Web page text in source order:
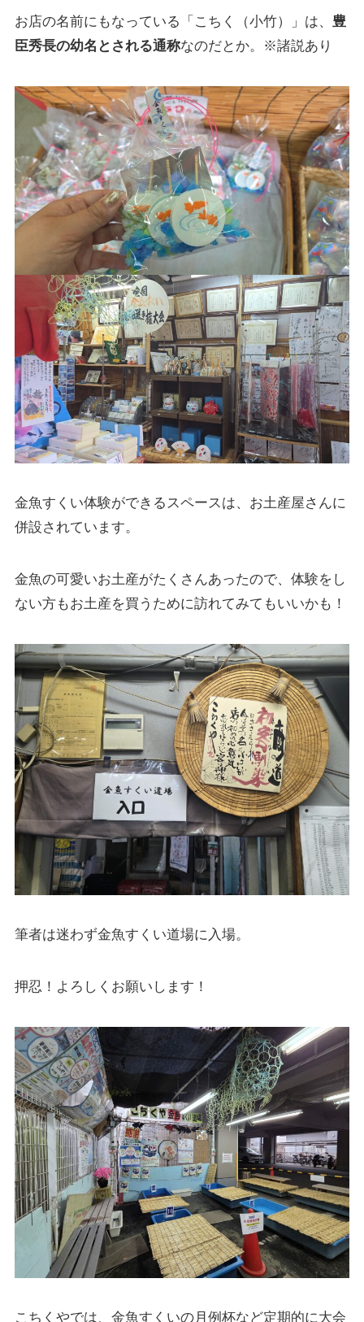
お店の名前にもなっている「こちく（小竹）」は、 豊
臣秀長の幼名とされる通称なのだとか。※諸説あり
金魚すくい体験ができるスペースは、お土産屋さんに
併設されています。
金魚の可愛いお土産がたくさんあったので、体験をし
ない方もお土産を買うために訪れてみてもいいかも！
筆者は迷わず金魚すくい道場に入場。
押忍！よろしくお願いします！
こちくやでは、金魚すくいの月例杯など定期的に大会